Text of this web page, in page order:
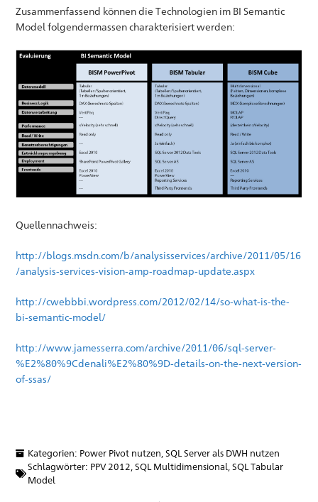
Zusammenfassend können die Technologien im BI Semantic
Model folgendermassen charakterisiert werden:
Quellennachweis:
http://blogs.msdn.com/b/analysisservices/archive/2011/05/16
/analysis-services-vision-amp-roadmap-update.aspx
http://cwebbbi.wordpress.com/2012/02/14/so-what-is-the-
bi-semantic-model/
http://www.jamesserra.com/archive/2011/06/sql-server-
%E2%80%9Cdenali%E2%80%9D-details-on-the-next-version-
of-ssas/
Kategorien: Power Pivot nutzen,SQL Server als DWH nutzen
Schlagwörter: PPV 2012,SQL Multidimensional,SQL Tabular
Model